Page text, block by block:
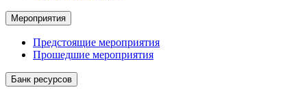
Мероприятия
Предстоящие мероприятия
Прошедшие мероприятия
Банк ресурсов